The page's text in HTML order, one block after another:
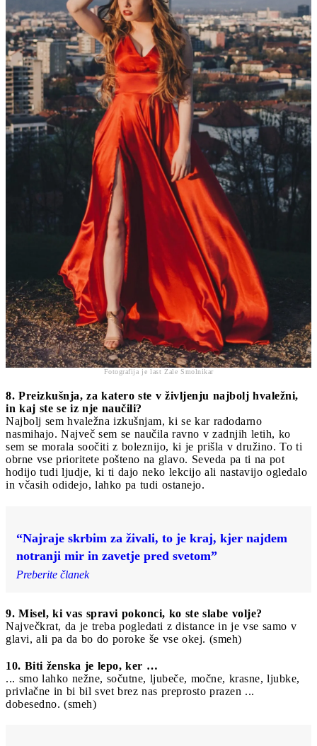
Fotografija je last Zale Smolnikar
8. Preizkušnja, za katero ste v življenju najbolj hvaležni,
in kaj ste se iz nje naučili?
Najbolj sem hvaležna izkušnjam, ki se kar radodarno
nasmihajo. Največ sem se naučila ravno v zadnjih letih, ko
sem se morala soočiti z boleznijo, ki je prišla v družino. To ti
obrne vse prioritete pošteno na glavo. Seveda pa ti na pot
hodijo tudi ljudje, ki ti dajo neko lekcijo ali nastavijo ogledalo
in včasih odidejo, lahko pa tudi ostanejo.
“Najraje skrbim za živali, to je kraj, kjer najdem
notranji mir in zavetje pred svetom”
Preberite članek
9. Misel, ki vas spravi pokonci, ko ste slabe volje?
Največkrat, da je treba pogledati z distance in je vse samo v
glavi, ali pa da bo do poroke še vse okej. (smeh)
10. Biti ženska je lepo, ker …
... smo lahko nežne, sočutne, ljubeče, močne, krasne, ljubke,
privlačne in bi bil svet brez nas preprosto prazen ...
dobesedno. (smeh)